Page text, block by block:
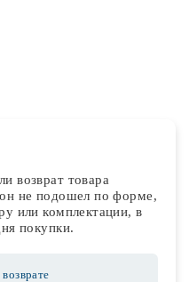
возврат товара
он не подошел по форме,
или комплектации, в
покупки.